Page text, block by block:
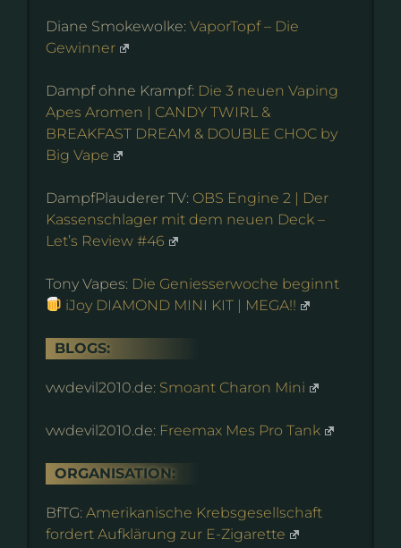
Diane Smokewolke: VaporTopf – Die
Gewinner
Dampf ohne Krampf: Die 3 neuen Vaping
Apes Aromen | CANDY TWIRL &
BREAKFAST DREAM & DOUBLE CHOC by
Big Vape
DampfPlauderer TV: OBS Engine 2 | Der
Kassenschlager mit dem neuen Deck –
Let’s Review #46
Tony Vapes: Die Geniesserwoche beginnt
iJoy DIAMOND MINI KIT | MEGA!!
BLOGS:
vwdevil2010.de: Smoant Charon Mini
vwdevil2010.de: Freemax Mes Pro Tank
ORGANISATION:
BfTG: Amerikanische Krebsgesellschaft
fordert Aufklärung zur E-Zigarette